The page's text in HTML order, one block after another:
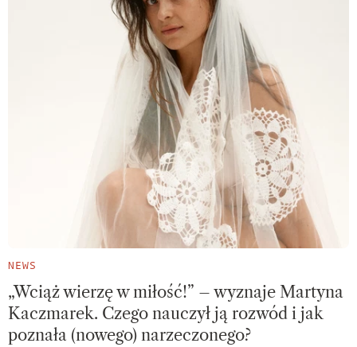
NEWS
„Wciąż wierzę w miłość!” – wyznaje Martyna
Kaczmarek. Czego nauczył ją rozwód i jak
poznała (nowego) narzeczonego?